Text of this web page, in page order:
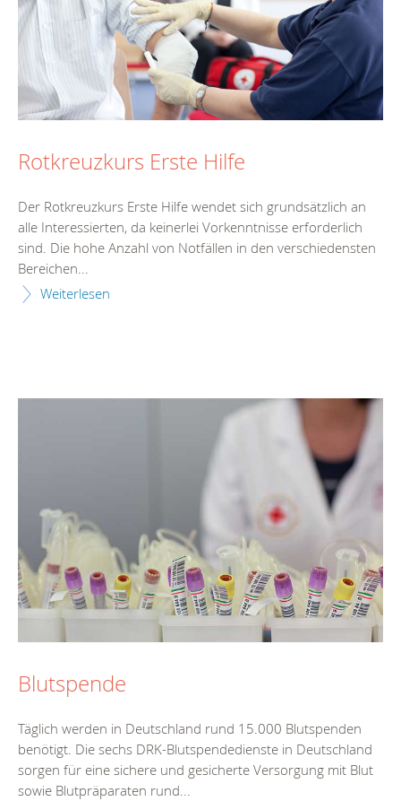
Rotkreuzkurs Erste Hilfe
Der Rotkreuzkurs Erste Hilfe wendet sich grundsätzlich an
alle Interessierten, da keinerlei Vorkenntnisse erforderlich
sind. Die hohe Anzahl von Notfällen in den verschiedensten
Bereichen...
Weiterlesen
Blutspende
Täglich werden in Deutschland rund 15.000 Blutspenden
benötigt. Die sechs DRK-Blutspendedienste in Deutschland
sorgen für eine sichere und gesicherte Versorgung mit Blut
sowie Blutpräparaten rund...